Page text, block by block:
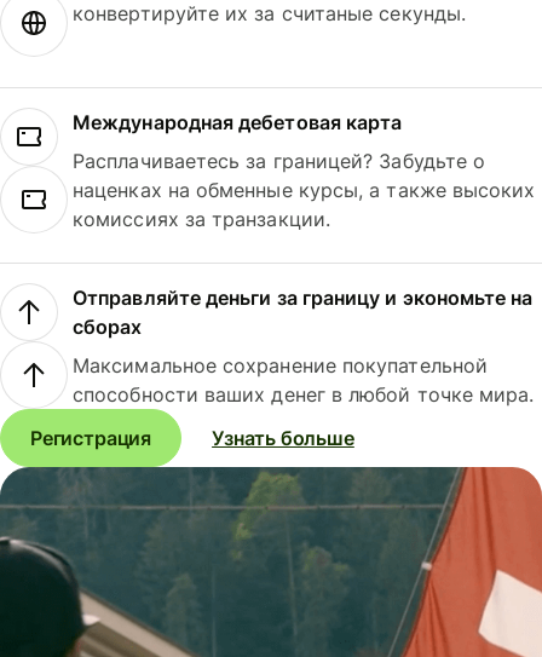
конвертируйте их за считаные секунды.
Международная дебетовая карта
Расплачиваетесь за границей? Забудьте о
наценках на обменные курсы, а также высоких
комиссиях за транзакции.
Отправляйте деньги за границу и экономьте на
сборах
Максимальное сохранение покупательной
способности ваших денег в любой точке мира.
Регистрация
Узнать больше